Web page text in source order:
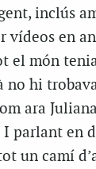
inclús
en
el món
hi
ara
parlant en
un camí